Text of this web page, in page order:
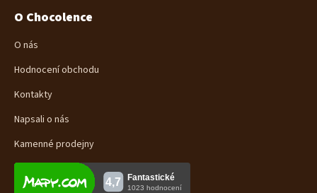
O Chocolence
O nás
Hodnocení obchodu
Kontakty
Napsali o nás
Kamenné prodejny